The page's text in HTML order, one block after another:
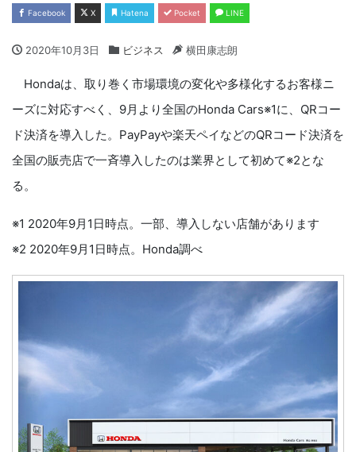
Facebook X Hatena Pocket LINE
2020年10月3日 ビジネス 横田康志朗
Hondaは、取り巻く市場環境の変化や多様化するお客様ニ
ーズに対応すべく、9月より全国のHonda Cars※1に、QRコー
ド決済を導入した。PayPayや楽天ペイなどのQRコード決済を
全国の販売店で一斉導入したのは業界として初めて※2とな
る。
※1 2020年9月1日時点。一部、導入しない店舗があります
※2 2020年9月1日時点。Honda調べ